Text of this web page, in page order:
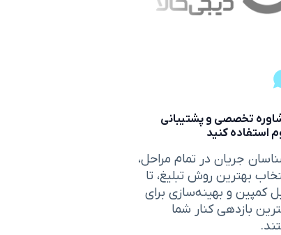
تخصصی و پشتیبانی
استفاده کنید
جریان در تمام مراحل،
بهترین روش تبلیغ، تا
کمپین و بهینه‌سازی برای
بازدهی کنار شما